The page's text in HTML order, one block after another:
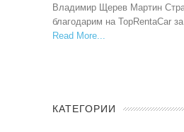
Владимир Щерев Мартин
благодарим на TopRentaCar
Read More
КАТЕГОРИИ